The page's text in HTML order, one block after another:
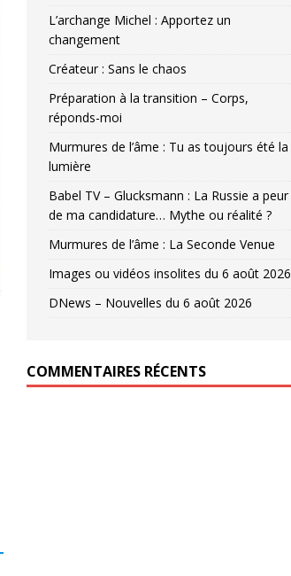
L’archange Michel : Apportez un
changement
Créateur : Sans le chaos
Préparation à la transition – Corps,
réponds-moi
Murmures de l’âme : Tu as toujours été la
lumière
Babel TV – Glucksmann : La Russie a peur
de ma candidature… Mythe ou réalité ?
Murmures de l’âme : La Seconde Venue
Images ou vidéos insolites du 6 août 2026
DNews – Nouvelles du 6 août 2026
COMMENTAIRES RÉCENTS